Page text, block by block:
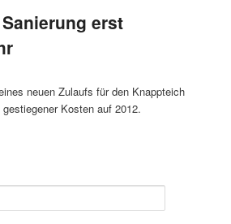
erst
neuen Zulaufs für den Knappteich
Kosten auf 2012.